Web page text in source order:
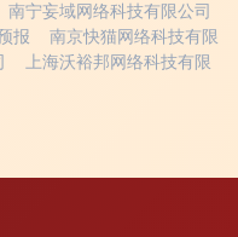
南宁妄域网络科技有限公司
报
南京快猫网络科技有限
上海沃裕邦网络科技有限